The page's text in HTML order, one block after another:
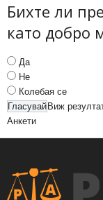
Бихте ли
като добро
Да
Не
Колебая се
Виж
Анкети